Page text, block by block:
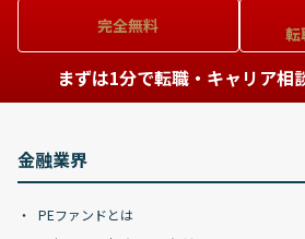
完全無料
転
まずは1分で転職・キャリア相
金融業界
PEファンドとは